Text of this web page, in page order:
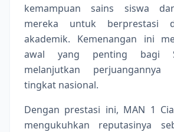
kemampuan sains siswa
mereka untuk berprestasi
akademik. Kemenangan ini
awal yang penting bagi
melanjutkan
tingkat nasional.
Dengan prestasi ini, MAN 1
mengukuhkan reputasinya